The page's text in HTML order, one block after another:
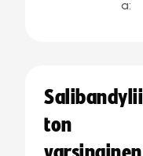
a:
Salibandylii
ton